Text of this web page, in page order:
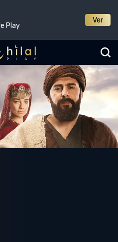
Play
Ver